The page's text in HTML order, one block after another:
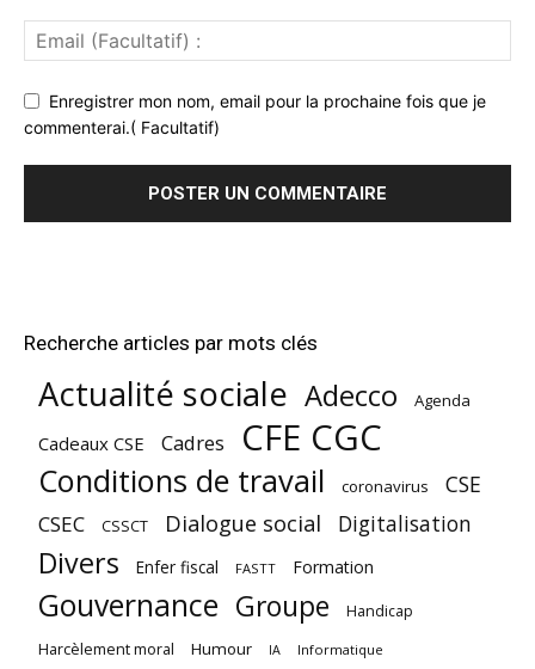
Enregistrer mon nom, email pour la prochaine fois que je
commenterai.( Facultatif)
Recherche articles par mots clés
Actualité sociale Adecco Agenda
Cadeaux CSE Cadres CFE CGC
Conditions de travail coronavirus CSE
CSEC CSSCT Dialogue social Digitalisation
Divers Enfer fiscal FASTT Formation
Gouvernance Groupe Handicap
Harcèlement moral Humour IA Informatique